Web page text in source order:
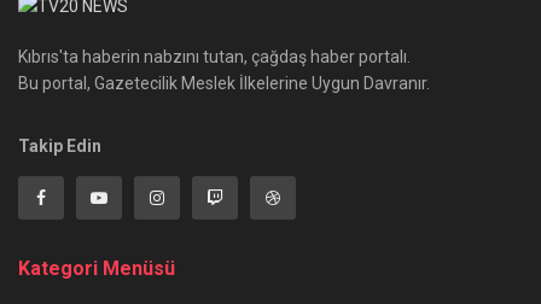
Kıbrıs'ta haberin nabzını tutan, çağdaş haber portalı.
Bu portal, Gazetecilik Meslek İlkelerine Uygun Davranır.
Takip Edin
Kategori Menüsü